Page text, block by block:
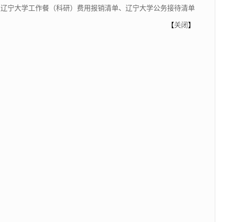
辽宁大学工作餐（科研）费用报销清单、辽宁大学公务接待清单
【关闭 】